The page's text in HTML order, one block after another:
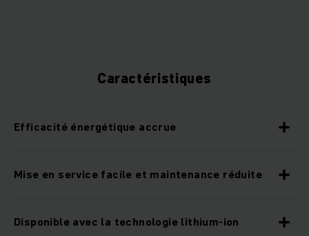
Caractéristiques
Efficacité énergétique accrue
Mise en service facile et maintenance réduite
Disponible avec la technologie lithium-ion